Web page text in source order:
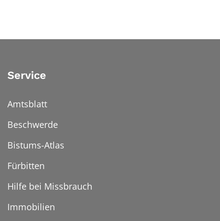
Service
Amtsblatt
Beschwerde
Bistums-Atlas
Fürbitten
Hilfe bei Missbrauch
Immobilien